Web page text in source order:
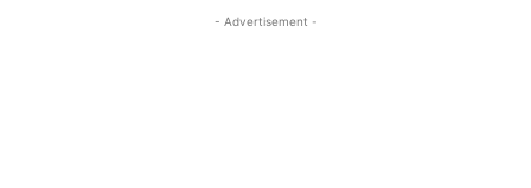
- Advertisement -